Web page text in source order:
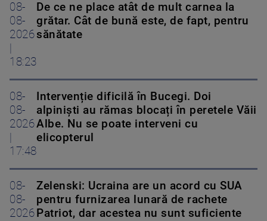
08-
08-
2026
18:23
De ce ne place atât de mult carnea la
grătar. Cât de bună este, de fapt, pentru
sănătate
08-
08-
2026
17:48
Intervenție dificilă în Bucegi. Doi
alpiniști au rămas blocați în peretele Văii
Albe. Nu se poate interveni cu
elicopterul
08-
08-
2026
Zelenski: Ucraina are un acord cu SUA
pentru furnizarea lunară de rachete
Patriot, dar acestea nu sunt suficiente